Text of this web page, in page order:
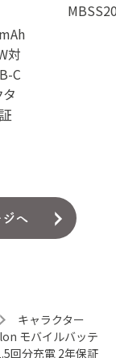
対
C
へ
キャラクター
モバイルバッテ
回分充電 2年保証